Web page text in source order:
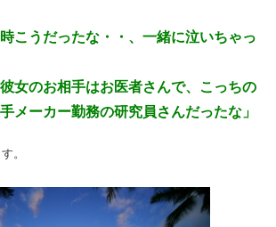
時こうだったな・・、一緒に泣いちゃっ
彼女のお相手はお医者さんで、こっちの
メーカー勤務の研究員さんだったな」
。